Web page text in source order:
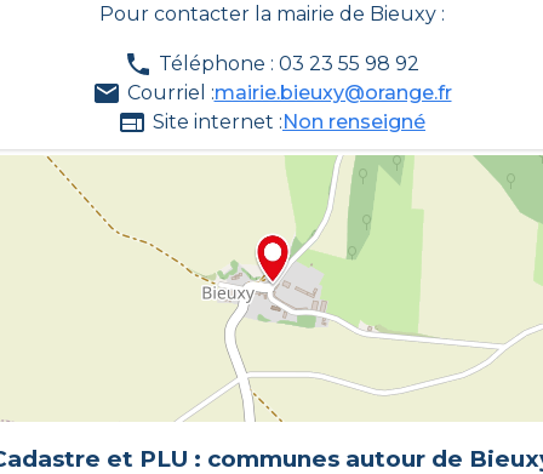
Pour contacter la mairie de Bieuxy:
Téléphone : 03 23 55 98 92
Courriel :mairie.bieuxy@orange.fr
Site internet : Non renseigné
et PLU : communes autour de